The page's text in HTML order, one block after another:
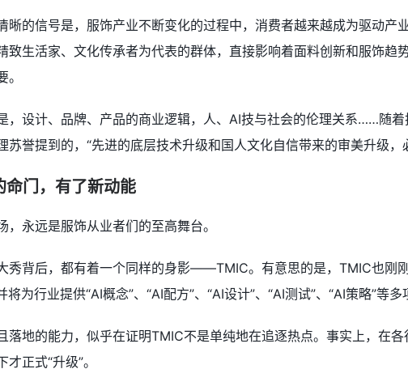
晰的信号是，服饰产业不断变化的过程中，消费者越来越成为驱动
致生活家、文化传承者为代表的群体，直接影响着面料创新和服饰
，设计、品牌、产品的商业逻辑，人、AI技与社会的伦理关系……随
苏誉提到的，“先进的底层技术升级和国人文化自信带来的审美升级
命门，有了新动能
，永远是服饰从业者们的至高舞台。
秀背后，都有着一个同样的身影——TMIC。有意思的是，TMIC也刚
将为行业提供“AI概念”、“AI配方”、“AI设计”、“AI测试”、“AI策略”等多
落地的能力，似乎在证明TMIC不是单纯地在追逐热点。事实上，在
正式“升级”。